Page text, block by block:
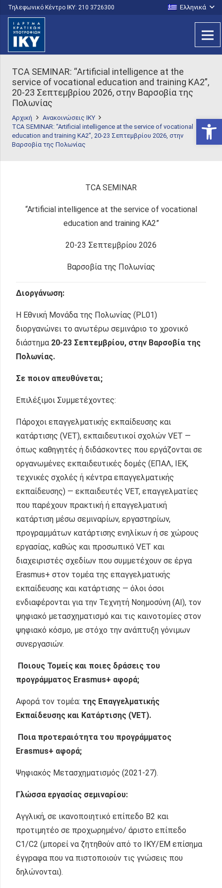
Τηλεφωνικό Κέντρο IKY: 210 3726300 Ελληνικά
TCA SEMINAR: “Artificial intelligence at the
service of vocational education and training KA2”,
20-23 Σεπτεμβρίου 2026, στην Βαρσοβία της
Πολωνίας
Αρχική
Ανακοινώσεις ΙΚΥ
TCA SEMINAR: “Artificial intelligence at the service of vocational
education and training KA2”, 20-23 Σεπτεμβρίου 2026, στην
Βαρσοβία της Πολωνίας
TCA SEMINAR
“Artificial intelligence at the service of vocational
education and training KA2”
20-23 Σεπτεμβρίου 2026
Βαρσοβία της Πολωνίας
Διοργάνωση:
Η Εθνική Μονάδα της Πολωνίας (PL01)
διοργανώνει το ανωτέρω σεμινάριο το χρονικό
διάστημα 20-23 Σεπτεμβρίου, στην Βαρσοβία της
Πολωνίας.
Σε ποιον απευθύνεται;
Επιλέξιμοι Συμμετέχοντες:
Πάροχοι επαγγελματικής εκπαίδευσης και
κατάρτισης (VET), εκπαιδευτικοί σχολών VET —
όπως καθηγητές ή διδάσκοντες που εργάζονται σε
οργανωμένες εκπαιδευτικές δομές (ΕΠΑΛ, ΙΕΚ,
τεχνικές σχολές ή κέντρα επαγγελματικής
εκπαίδευσης) — εκπαιδευτές VET, επαγγελματίες
που παρέχουν πρακτική ή επαγγελματική
κατάρτιση μέσω σεμιναρίων, εργαστηρίων,
προγραμμάτων κατάρτισης ενηλίκων ή σε χώρους
εργασίας, καθώς και προσωπικό VET και
διαχειριστές σχεδίων που συμμετέχουν σε έργα
Erasmus+ στον τομέα της επαγγελματικής
εκπαίδευσης και κατάρτισης — όλοι όσοι
ενδιαφέρονται για την Τεχνητή Νοημοσύνη (AI), τον
ψηφιακό μετασχηματισμό και τις καινοτομίες στον
ψηφιακό κόσμο, με στόχο την ανάπτυξη γόνιμων
συνεργασιών.
Ποιους Τομείς και ποιες δράσεις του
προγράμματος Erasmus+ αφορά;
Αφορά τον τομέα: της Επαγγελματικής
Εκπαίδευσης και Κατάρτισης (VET).
Ποια προτεραιότητα του προγράμματος
Erasmus+ αφορά;
Ψηφιακός Μετασχηματισμός (2021-27).
Γλώσσα εργασίας σεμιναρίου:
Αγγλική, σε ικανοποιητικό επίπεδο Β2 και
προτιμητέο σε προχωρημένο/ άριστο επίπεδο
C1/C2 (μπορεί να ζητηθούν από το ΙΚΥ/ΕΜ επίσημα
έγγραφα που να πιστοποιούν τις γνώσεις που
δηλώνονται).